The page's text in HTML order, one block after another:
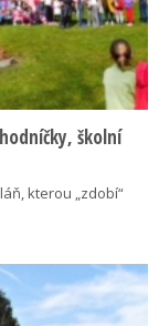
školní
kterou „zdobí“